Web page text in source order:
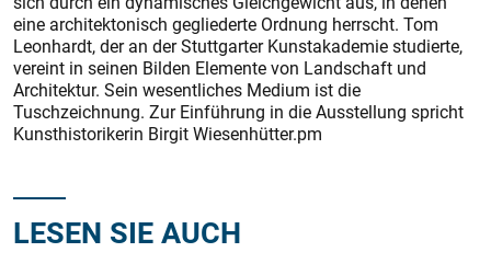
eine architektonisch gegliederte Ordnung herrscht. Tom
Leonhardt, der an der Stuttgarter Kunstakademie studierte,
vereint in seinen Bilden Elemente von Landschaft und
Architektur. Sein wesentliches Medium ist die
Tuschzeichnung. Zur Einführung in die Ausstellung spricht
Kunsthistorikerin Birgit Wiesenhütter.pm
LESEN SIE AUCH